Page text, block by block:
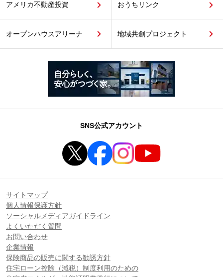
アメリカ不動産投資 おうちリンク
オープンハウスアリーナ 地域共創プロジェクト
SNS公式アカウント
サイトマップ
個人情報保護方針
ソーシャルメディアガイドライン
よくいただく質問
お問い合わせ
企業情報
保険商品の販売に関する勧誘方針
住宅ローン控除（減税）制度利用のための